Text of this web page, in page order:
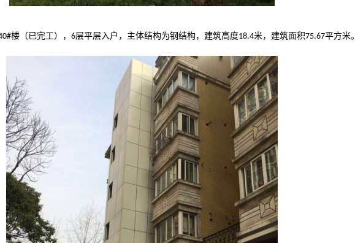
楼（已完工）， 6层平层入户，主体结构为钢结构，建筑高度18.4米，建筑面积75.67平方米。